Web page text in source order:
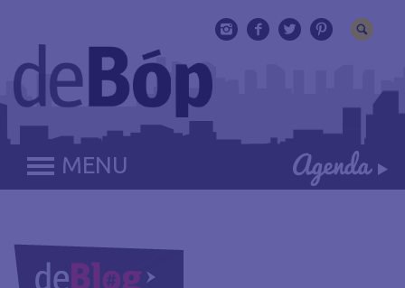
MENU